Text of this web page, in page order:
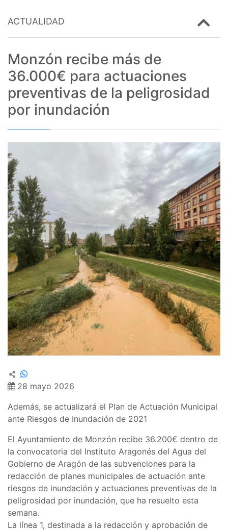
ACTUALIDAD
Monzón recibe más de
36.000€ para actuaciones
preventivas de la peligrosidad
por inundación
28 mayo 2026
Además, se actualizará el Plan de Actuación Municipal
ante Riesgos de Inundación de 2021
El Ayuntamiento de Monzón recibe 36.200€ dentro de
la convocatoria del Instituto Aragonés del Agua del
Gobierno de Aragón de las subvenciones para la
redacción de planes municipales de actuación ante
riesgos de inundación y actuaciones preventivas de la
peligrosidad por inundación, que ha resuelto esta
semana.
La línea 1, destinada a la redacción y aprobación de